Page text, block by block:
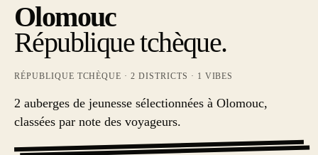
Olomouc
République tchèque.
RÉPUBLIQUE TCHÈQUE ·2 DISTRICTS · 1 VIBES
2 auberges de jeunesse sélectionnées à Olomouc,
classées par note des voyageurs.